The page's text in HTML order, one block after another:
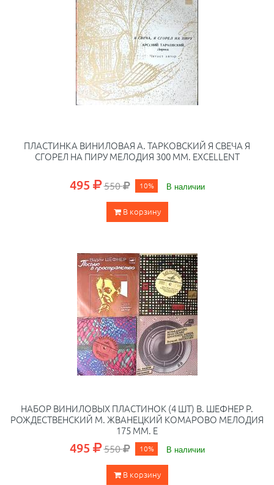
ПЛАСТИНКА ВИНИЛОВАЯ А. ТАРКОВСКИЙ Я СВЕЧА Я
СГОРЕЛ НА ПИРУ МЕЛОДИЯ 300 ММ. EXCELLENT
495 550 10% В наличии
В корзину
НАБОР ВИНИЛОВЫХ ПЛАСТИНОК (4 ШТ) В. ШЕФНЕР Р.
РОЖДЕСТВЕНСКИЙ М. ЖВАНЕЦКИЙ КОМАРОВО МЕЛОДИЯ
175 ММ. E
495 550 10% В наличии
В корзину